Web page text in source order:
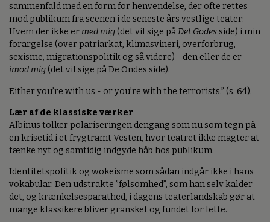
sammenfald med en form for henvendelse, der ofte rettes
mod publikum fra scenen i de seneste års vestlige teater:
Hvem der ikke er med mig (det vil sige påDet Godes side) i min
forargelse (over patriarkat, klimasvineri, overforbrug,
sexisme, migrationspolitik og så videre) - den eller de er
imod mig (det vil sige på De Ondes side).
Either you’re with us - or you’re with the terrorists.” (s. 64).
Lær af de klassiske værker
Albinus tolker polariseringen dengang som nu som tegn på
en krisetid i et frygtramt Vesten, hvor teatret ikke magter at
tænke nyt og samtidig indgyde håb hos publikum.
Identitetspolitik og wokeisme som sådan indgår ikke i hans
vokabular. Den udstrakte ”følsomhed”, som han selv kalder
det, og krænkelsesparathed, i dagens teaterlandskab gør at
mange klassikere bliver gransket og fundet for lette.